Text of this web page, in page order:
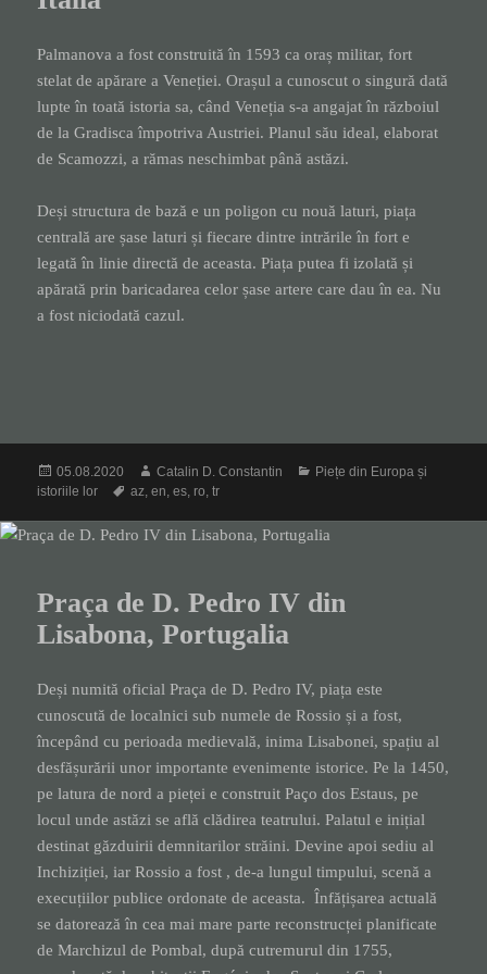
Palmanova a fost construită în 1593 ca oraș militar, fort
stelat de apărare a Veneției. Orașul a cunoscut o singură dată
lupte în toată istoria sa, când Veneția s-a angajat în războiul
de la Gradisca împotriva Austriei. Planul său ideal, elaborat
de Scamozzi, a rămas neschimbat până astăzi.
Deși structura de bază e un poligon cu nouă laturi, piața
centrală are șase laturi și fiecare dintre intrările în fort e
legată în linie directă de aceasta. Piața putea fi izolată și
apărată prin baricadarea celor șase artere care dau în ea. Nu
a fost niciodată cazul.
Posted
on
05.08.2020 Author
Catalin D. Constantin Categories
Piețe din Europa și
istoriile lor
Tags
az,en,es, ro,tr
Praça de D. Pedro IV din
Lisabona, Portugalia
Deși numită oficial Praça de D. Pedro IV, piața este
cunoscută de localnici sub numele de Rossio și a fost,
începând cu perioada medievală, inima Lisabonei, spațiu al
desfășurării unor importante evenimente istorice. Pe la 1450,
pe latura de nord a pieței e construit Paço dos Estaus, pe
locul unde astăzi se află clădirea teatrului. Palatul e inițial
destinat găzduirii demnitarilor străini. Devine apoi sediu al
Inchiziției, iar Rossio a fost , de-a lungul timpului, scenă a
execuțiilor publice ordonate de aceasta. Înfățișarea actuală
se datorează în cea mai mare parte reconstrucței planificate
de Marchizul de Pombal, după cutremurul din 1755,